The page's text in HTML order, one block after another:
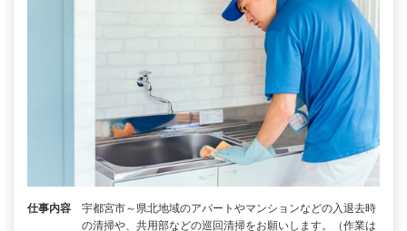
仕事内容
宇都宮市～県北地域のアパートやマンションなどの入退去時
の清掃や、共用部などの巡回清掃をお願いします。（作業は